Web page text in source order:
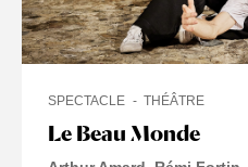
Le Beau Monde
SPECTACLE THÉÂTRE